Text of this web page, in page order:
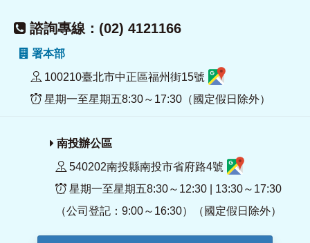
諮詢專線：(02) 4121166
署本部
100210臺北市中正區福州街15號
星期一至星期五8:30～17:30（國定假日除外）
南投辦公區
540202南投縣南投市省府路4號
星期一至星期五8:30～12:30 | 13:30～17:30
（公司登記：9:00～16:30）（國定假日除外）